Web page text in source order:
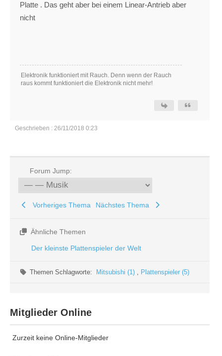
Platte . Das geht aber bei einem Linear-Antrieb aber
nicht
Elektronik funktioniert mit Rauch. Denn wenn der Rauch
raus kommt funktioniert die Elektronik nicht mehr!
Geschrieben : 26/11/2018 0:23
Forum Jump:
Vorheriges Thema Nächstes Thema
Ähnliche Themen
Der kleinste Plattenspieler der Welt
Themen Schlagworte: Mitsubishi (1) , Plattenspieler (5)
Mitglieder Online
Zurzeit keine Online-Mitglieder